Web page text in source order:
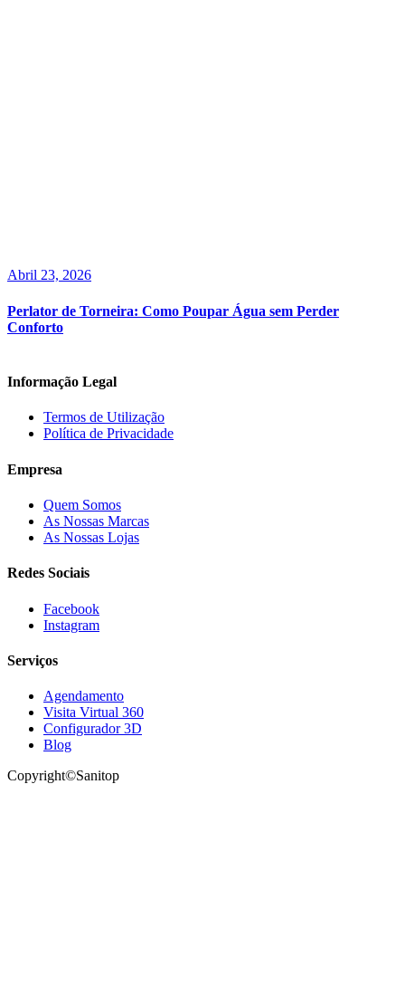
Abril 23, 2026
Perlator de Torneira: Como Poupar Água sem Perder
Conforto
Informação Legal
Termos de Utilização
Política de Privacidade
Empresa
Quem Somos
As Nossas Marcas
As Nossas Lojas
Redes Sociais
Facebook
Instagram
Serviços
Agendamento
Visita Virtual 360
Configurador 3D
Blog
Copyright©Sanitop